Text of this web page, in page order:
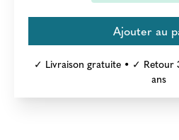
✓ Livraison gratuite • ✓
ans